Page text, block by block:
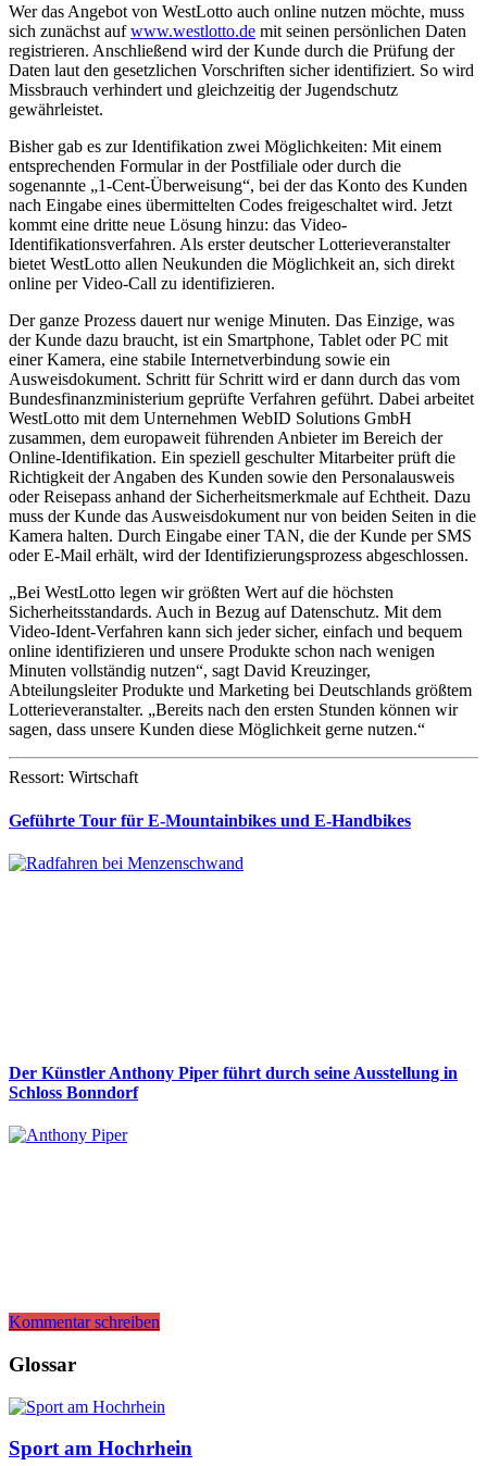
Wer das Angebot von WestLotto auch online nutzen möchte, muss
sich zunächst aufwww.westlotto.de mit seinen persönlichen Daten
registrieren. Anschließend wird der Kunde durch die Prüfung der
Daten laut den gesetzlichen Vorschriften sicher identifiziert. So wird
Missbrauch verhindert und gleichzeitig der Jugendschutz
gewährleistet.
Bisher gab es zur Identifikation zwei Möglichkeiten: Mit einem
entsprechenden Formular in der Postfiliale oder durch die
sogenannte „1-Cent-Überweisung“, bei der das Konto des Kunden
nach Eingabe eines übermittelten Codes freigeschaltet wird. Jetzt
kommt eine dritte neue Lösung hinzu: das Video-
Identifikationsverfahren. Als erster deutscher Lotterieveranstalter
bietet WestLotto allen Neukunden die Möglichkeit an, sich direkt
online per Video-Call zu identifizieren.
Der ganze Prozess dauert nur wenige Minuten. Das Einzige, was
der Kunde dazu braucht, ist ein Smartphone, Tablet oder PC mit
einer Kamera, eine stabile Internetverbindung sowie ein
Ausweisdokument. Schritt für Schritt wird er dann durch das vom
Bundesfinanzministerium geprüfte Verfahren geführt. Dabei arbeitet
WestLotto mit dem Unternehmen WebID Solutions GmbH
zusammen, dem europaweit führenden Anbieter im Bereich der
Online-Identifikation. Ein speziell geschulter Mitarbeiter prüft die
Richtigkeit der Angaben des Kunden sowie den Personalausweis
oder Reisepass anhand der Sicherheitsmerkmale auf Echtheit. Dazu
muss der Kunde das Ausweisdokument nur von beiden Seiten in die
Kamera halten. Durch Eingabe einer TAN, die der Kunde per SMS
oder E-Mail erhält, wird der Identifizierungsprozess abgeschlossen.
„Bei WestLotto legen wir größten Wert auf die höchsten
Sicherheitsstandards. Auch in Bezug auf Datenschutz. Mit dem
Video-Ident-Verfahren kann sich jeder sicher, einfach und bequem
online identifizieren und unsere Produkte schon nach wenigen
Minuten vollständig nutzen“, sagt David Kreuzinger,
Abteilungsleiter Produkte und Marketing bei Deutschlands größtem
Lotterieveranstalter. „Bereits nach den ersten Stunden können wir
sagen, dass unsere Kunden diese Möglichkeit gerne nutzen.“
Ressort: Wirtschaft
Geführte Tour für E-Mountainbikes und E-Handbikes
Der Künstler Anthony Piper führt durch seine Ausstellung in
Schloss Bonndorf
Kommentar schreiben
Glossar
Sport am Hochrhein